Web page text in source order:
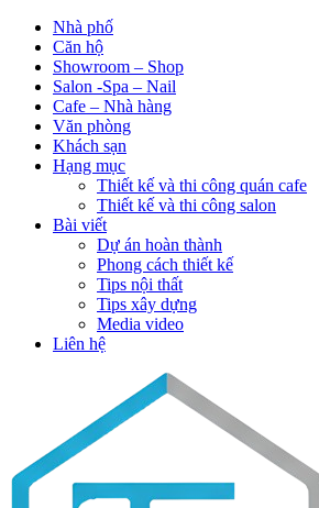
Nhà phố
Căn hộ
Showroom – Shop
Salon -Spa – Nail
Cafe – Nhà hàng
Văn phòng
Khách sạn
Hạng mục
Thiết kế và thi công quán cafe
Thiết kế và thi công salon
Bài viết
Dự án hoàn thành
Phong cách thiết kế
Tips nội thất
Tips xây dựng
Media video
Liên hệ